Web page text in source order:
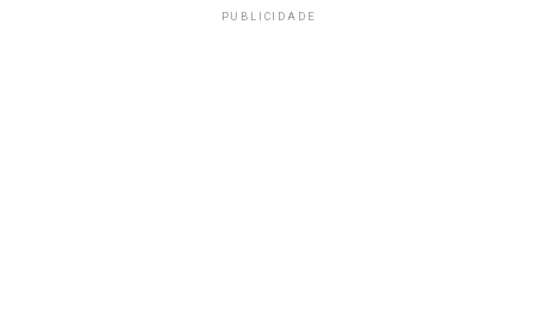
PUBLICIDADE